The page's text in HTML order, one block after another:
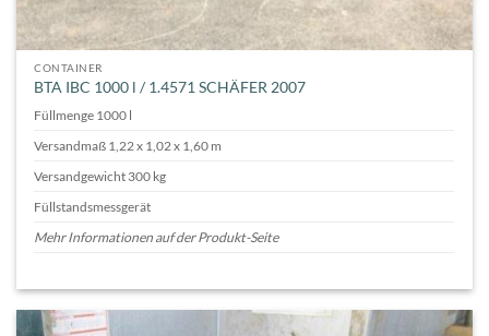
CONTAINER
BTA IBC 1000 l / 1.4571 SCHÄFER 2007
Füllmenge 1000 l
Versandmaß 1,22 x 1,02 x 1,60 m
Versandgewicht 300 kg
Füllstandsmessgerät
Mehr Informationen auf der Produkt-Seite